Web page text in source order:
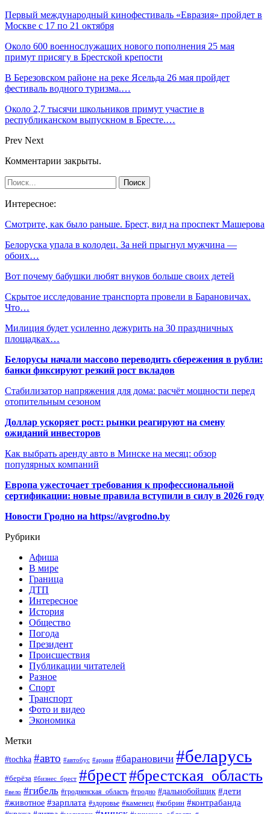
Первый международный кинофестиваль «Евразия» пройдет в
Москве с 17 по 21 октября
Около 600 военнослужащих нового пополнения 25 мая
примут присягу в Брестской крепости
В Березовском районе на реке Ясельда 26 мая пройдет
фестиваль водного туризма.…
Около 2,7 тысячи школьников примут участие в
республиканском выпускном в Бресте.…
Prev Next
Комментарии закрыты.
Интересное:
Смотрите, как было раньше. Брест, вид на проспект Машерова
Белоруска упала в колодец. За ней прыгнул мужчина —
обоих…
Вот почему бабушки любят внуков больше своих детей
Скрытое исследование транспорта провели в Барановичах.
Что…
Милиция будет усиленно дежурить на 30 праздничных
площадках…
Белорусы начали массово переводить сбережения в рубли:
банки фиксируют резкий рост вкладов
Стабилизатор напряжения для дома: расчёт мощности перед
отопительным сезоном
Доллар ускоряет рост: рынки реагируют на смену
ожиданий инвесторов
Как выбрать аренду авто в Минске на месяц: обзор
популярных компаний
Европа ужесточает требования к профессиональной
сертификации: новые правила вступили в силу в 2026 году
Новости Гродно на https://avgrodno.by
Рубрики
Афиша
В мире
Граница
ДТП
Интересное
История
Общество
Погода
Президент
Происшествия
Публикации читателей
Разное
Спорт
Транспорт
Фото и видео
Экономика
Метки
#tochka #авто #автобус #армия #барановичи #беларусь
#берёза #бизнес_брест #брест#брестская_область
#вело #гибель #гродненская_область #гродно #дальнобойщик #дети
#животное #зарплата #здоровье #каменец #кобрин #контрабанда